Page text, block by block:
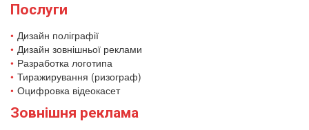
Послуги
Дизайн поліграфії
Дизайн зовнішньої реклами
Разработка логотипа
Тиражирування (ризограф)
Оцифровка відеокасет
Зовнішня реклама